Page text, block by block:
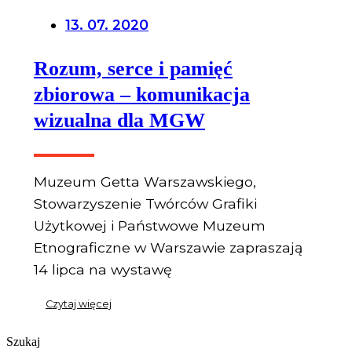
13. 07. 2020
Rozum, serce i pamięć
zbiorowa – komunikacja
wizualna dla MGW
Muzeum Getta Warszawskiego,
Stowarzyszenie Twórców Grafiki
Użytkowej i Państwowe Muzeum
Etnograficzne w Warszawie zapraszają
14 lipca na wystawę
Czytaj więcej
Szukaj